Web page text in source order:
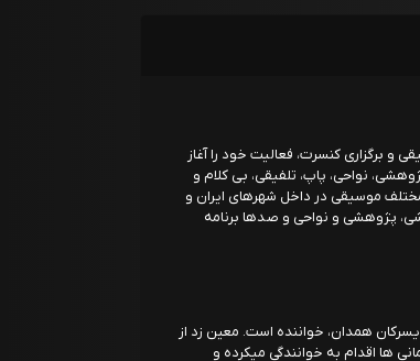
آثار موسیقی و برگزاری کنسرت، فعالیت خود را آغاز
نواحی، پاپ، تلفیقی، بی کلام و
موسیقی در داخل شهرهای ایران و
پژوهشی و نواحی و صدها برنامه
محسن زندی متولد 8 آذر 1370 در شهر تویسرکان همدان، خواننده است. معین زد از
ها اقدام به خوانندگی میکرده و